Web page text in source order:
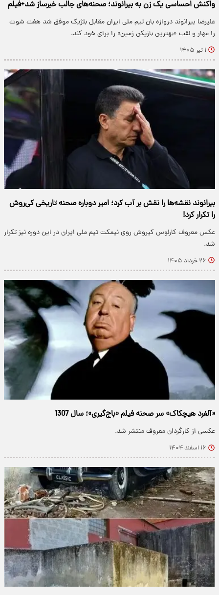
واکنش احساسی یک زن به بیرانوند؛ صحنه‌های جالب خبرساز شد+فیلم
علیرضا بیرانوند دروازه بان تیم ملی ایران مقابل بلژیک موفق شد هفت شوت
را مهار و لقب «بهترین بازیکن زمین» را برای خود کند.
۱ تیر ۱۴۰۵
بیرانوند نقشه‌ها را نقش بر آب کرد؛ امیر دوباره صحنه تاریخی کی‌روش
را تکرار کرد!
عکس معروف کارلوس کیروش روی نیمکت تیم ملی ایران در این دوره نیز تکرار
شد.
۲۶ خرداد ۱۴۰۵
«آلفرد هیچکاک» سر صحنه فیلم «باج‌گیری»؛ سال 1307
عکسی از کارگردان معروف منتشر شد.
۱۶ اسفند ۱۴۰۴